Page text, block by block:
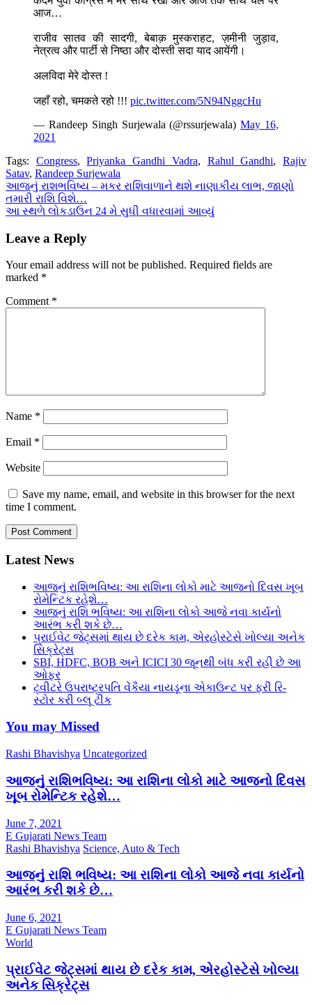
आज…
राजीव सातव की सादगी, बेबाक़ मुस्कराहट, ज़मीनी जुड़ाव,
नेत्रत्व और पार्टी से निष्ठा और दोस्ती सदा याद आयेंगी।
अलविदा मेरे दोस्त !
जहाँ रहो, चमकते रहो !!! pic.twitter.com/5N94NggcHu
— Randeep Singh Surjewala (@rssurjewala)May 16,
2021
Tags:
Congress,Priyanka Gandhi Vadra, Rahul Gandhi,Rajiv
Satav, Randeep Surjewala
Post
navigation
આજનું રાશભવિષ્ય – મકર રાશિવાળાને થશે નાણાકીય લાભ, જાણો
તમારી રાશિ વિશે…
આ સ્થળે લોકડાઉન 24 મે સુધી વધારવામાં આવ્યું
Leave a Reply
Your email address will not be published. Required fields are
marked *
Comment *
Name *
Email *
Website
Save my name, email, and website in this browser for the next
time I comment.
Latest News
આજનું રાશિભવિષ્ય: આ રાશિના લોકો માટે આજનો દિવસ ખૂબ
રોમેન્ટિક રહેશે…
આજનું રાશિ ભવિષ્ય: આ રાશિના લોકો આજે નવા કાર્યનો
આરંભ કરી શકે છે…
પ્રાઈવેટ જેટ્સમાં થાય છે દરેક કામ, એરહોસ્ટેસે ખોલ્યા અનેક
સિક્રેટ્સ
SBI, HDFC, BOB અને ICICI 30 જૂનથી બંધ કરી રહી છે આ
ઓફર
ટ્વીટરે ઉપરાષ્ટ્રપતિ વેંકૈયા નાયડૂના એકાઉન્ટ પર ફરી રિ-
સ્ટોર કરી બ્લૂ ટીક
You may Missed
Rashi Bhavishya Uncategorized
આજનું રાશિભવિષ્ય: આ રાશિના લોકો માટે આજનો દિવસ
ખૂબ રોમેન્ટિક રહેશે…
June 7, 2021
E Gujarati News Team
Rashi Bhavishya Science, Auto & Tech
આજનું રાશિ ભવિષ્ય: આ રાશિના લોકો આજે નવા કાર્યનો
આરંભ કરી શકે છે…
June 6, 2021
E Gujarati News Team
World
પ્રાઈવેટ જેટ્સમાં થાય છે દરેક કામ, એરહોસ્ટેસે ખોલ્યા
અનેક સિક્રેટ્સ